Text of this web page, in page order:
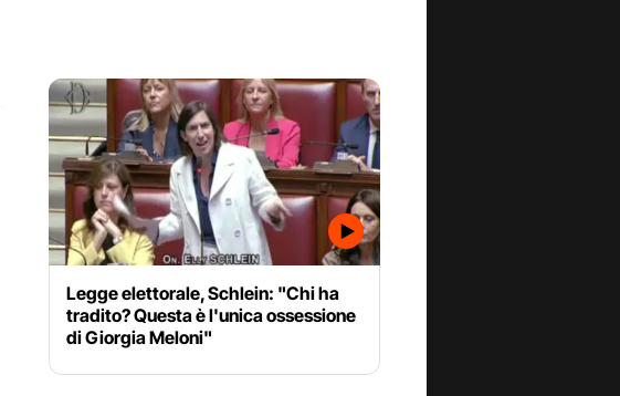
Legge elettorale, Schlein: "Chi ha
tradito? Questa è l'unica ossessione
di Giorgia Meloni"